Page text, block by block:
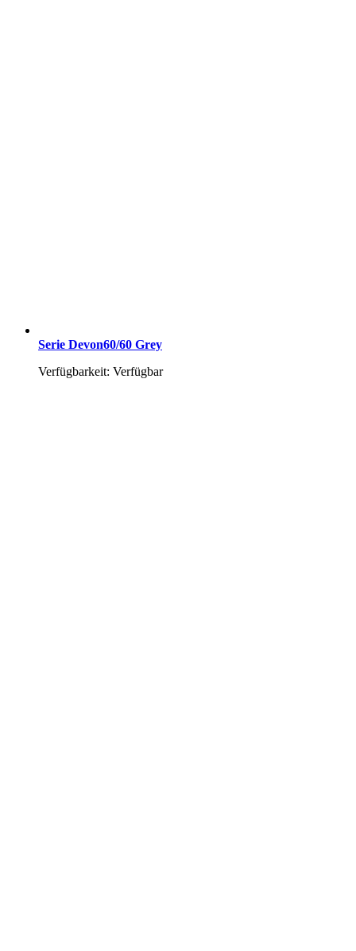
Serie Devon60/60 Grey
Verfügbarkeit: Verfügbar